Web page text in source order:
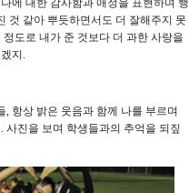
에 대한 감사함과 애정을 표현하며 행
것 같아 뿌듯하면서도 더 잘해주지 못
도로 내가 준 것보다 더 과한 사랑을
지 .
, 항상 밝은 웃음과 함께 나를 부르며
. 사진을 보며 학생들과의 추억을 되짚